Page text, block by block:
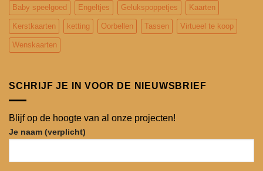
Baby speelgoed Engeltjes Gelukspoppetjes Kaarten
Kerstkaarten ketting Oorbellen Tassen Virtueel te koop
Wenskaarten
SCHRIJF JE IN VOOR DE NIEUWSBRIEF
Blijf op de hoogte van al onze projecten!
Je naam (verplicht)